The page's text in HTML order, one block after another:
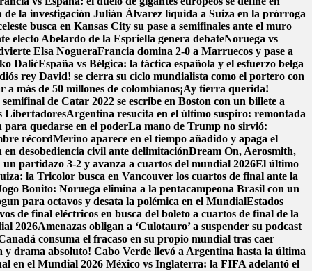
la investigación Julián Álvarez líquida a Suiza en la prórroga
busca en Kansas City su pase a semifinales ante el muro
electo Abelardo de la Espriella genera debateNoruega vs
Elsa NogueraFrancia domina 2-0 a Marruecos y pase a
DalićEspaña vs Bélgica: la táctica española y el esfuerzo belga
rey David! se cierra su ciclo mundialista como el portero con
más de 50 millones de colombianos¡Ay tierra querida!
de Catar 2022 se escribe en Boston con un billete a
LibertadoresArgentina resucita en el último suspiro: remontada
quedarse en el poderLa mano de Trump no sirvió:
récordMerino aparece en el tiempo añadido y apaga el
desobediencia civil ante delimitaciónDream On, Aerosmith,
partidazo 3-2 y avanza a cuartos del mundial 2026El último
la Tricolor busca en Vancouver los cuartos de final ante la
Bonito: Noruega elimina a la pentacampeona Brasil con un
para octavos y desata la polémica en el MundialEstados
de final eléctricos en busca del boleto a cuartos de final de la
2026Amenazas obligan a ‘Culotauro’ a suspender su podcast
consuma el fracaso en su propio mundial tras caer
y drama absoluto! Cabo Verde llevó a Argentina hasta la última
en el Mundial 2026 México vs Inglaterra: la FIFA adelantó el